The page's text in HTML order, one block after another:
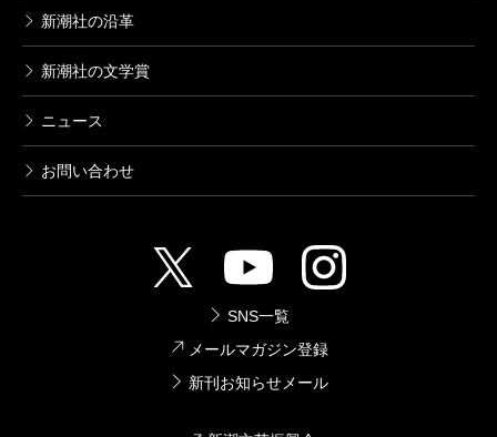
新潮社の沿革
新潮社の文学賞
ニュース
お問い合わせ
SNS一覧
メールマガジン登録
新刊お知らせメール